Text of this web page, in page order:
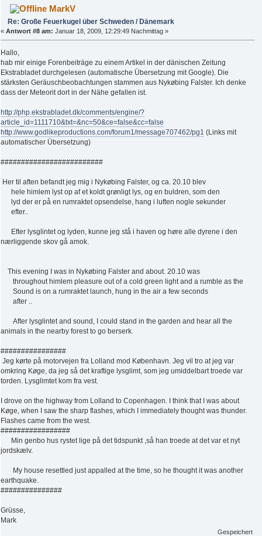
MarkV
Re: Große Feuerkugel über Schweden / Dänemark
« Antwort #8 am: Januar 18, 2009, 12:29:49 Nachmittag »
Hallo,
hab mir einige Forenbeiträge zu einem Artikel in der dänischen Zeitung
Ekstrabladet durchgelesen (automatische Übersetzung mit Google). Die
stärksten Geräuschbeobachtungen stammen aus Nykøbing Falster. Ich denke
dass der Meteorit dort in der Nähe gefallen ist.
http://php.ekstrabladet.dk/comments/engine/?
article_id=1111710&txt=&nc=50&ce=false&cc=false
http://www.godlikeproductions.com/forum1/message707462/pg1 (Links mit
automatischer Übersetzung)
#########################
Her til aften befandt jeg mig i Nykøbing Falster, og ca. 20.10 blev
hele himlem lyst op af et koldt grønligt lys, og en buldren, som den
lyd der er på en rumraktet opsendelse, hang i luften nogle sekunder
efter..
Efter lysglintet og lyden, kunne jeg stå i haven og høre alle dyrene i den
nærliggende skov gå amok.
This evening I was in Nykøbing Falster and about. 20.10 was
throughout himlem pleasure out of a cold green light and a rumble as the
Sound is on a rumraktet launch, hung in the air a few seconds
after ..
After lysglintet and sound, I could stand in the garden and hear all the
animals in the nearby forest to go berserk.
################
Jeg kørte på motorvejen fra Lolland mod København. Jeg vil tro at jeg var
omkring Køge, da jeg så det kraftige lysglimt, som jeg umiddelbart troede var
torden. Lysglimtet kom fra vest.
I drove on the highway from Lolland to Copenhagen. I think that I was about
Køge, when I saw the sharp flashes, which I immediately thought was thunder.
Flashes came from the west.
#################
Min genbo hus rystet lige på det tidspunkt ,så han troede at det var et nyt
jordskælv.
My house resettled just appalled at the time, so he thought it was another
earthquake.
###############
Grüsse,
Mark
Gespeichert